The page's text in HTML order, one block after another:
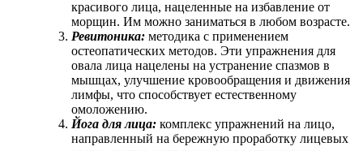
красивого лица, нацеленные на избавление от
морщин. Им можно заниматься в любом возрасте.
Ревитоника: методика с применением
остеопатических методов. Эти упражнения для
овала лица нацелены на устранение спазмов в
мышцах, улучшение кровообращения и движения
лимфы, что способствует естественному
омоложению.
Йога для лица: комплекс упражнений на лицо,
направленный на бережную проработку лицевых